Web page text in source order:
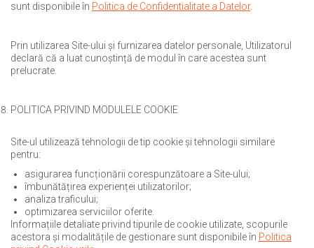
sunt disponibile în Politica de Confidentialitate a Datelor.
Prin utilizarea Site-ului și furnizarea datelor personale, Utilizatorul
declară că a luat cunoștință de modul în care acestea sunt
prelucrate.
POLITICA PRIVIND MODULELE COOKIE
Site-ul utilizează tehnologii de tip cookie și tehnologii similare
pentru:
asigurarea funcționării corespunzătoare a Site-ului;
îmbunătățirea experienței utilizatorilor;
analiza traficului;
optimizarea serviciilor oferite.
Informațiile detaliate privind tipurile de cookie utilizate, scopurile
acestora și modalitățile de gestionare sunt disponibile în Politica